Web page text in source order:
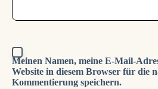
Meinen Namen, meine E-Mail-
Website in diesem Browser für die
Kommentierung speichern.